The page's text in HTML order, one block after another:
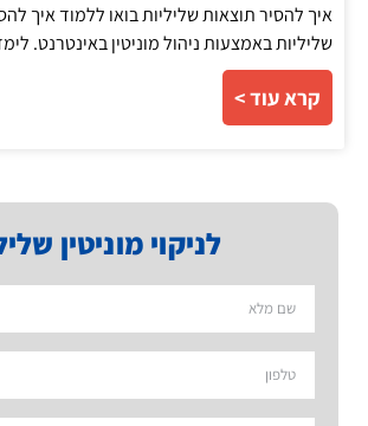
לניקוי מוניטין
איך להסיר תוצאות שליליות בואו ללמוד איך
שליליות באמצעות ניהול מוניטין באינטרנט.
קרא עוד >